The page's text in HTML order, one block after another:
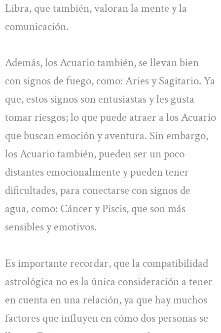
Libra, que también, valoran la mente y la
comunicación.
Además, los Acuario también, se llevan bien
con signos de fuego, como: Aries y Sagitario. Ya
que, estos signos son entusiastas y les gusta
tomar riesgos; lo que puede atraer a los Acuario
que buscan emoción y aventura. Sin embargo,
los Acuario también, pueden ser un poco
distantes emocionalmente y pueden tener
dificultades, para conectarse con signos de
agua, como: Cáncer y Piscis, que son más
sensibles y emotivos.
Es importante recordar, que la compatibilidad
astrológica no es la única consideración a tener
en cuenta en una relación, ya que hay muchos
factores que influyen en cómo dos personas se